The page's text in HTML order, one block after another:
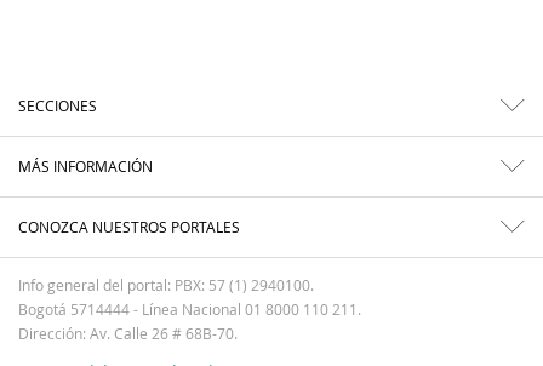
SECCIONES
MÁS INFORMACIÓN
CONOZCA NUESTROS PORTALES
Info general del portal: PBX: 57 (1) 2940100.
Bogotá 5714444 - Línea Nacional 01 8000 110 211.
Dirección: Av. Calle 26 # 68B-70.